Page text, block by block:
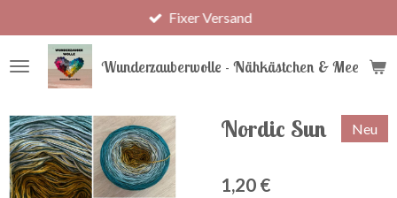
Hauptinhalt
springen
Wunderzauberwolle - Nähkästchen & Meer
Fixer Versand
Nordic Sun Neu
1,20 €